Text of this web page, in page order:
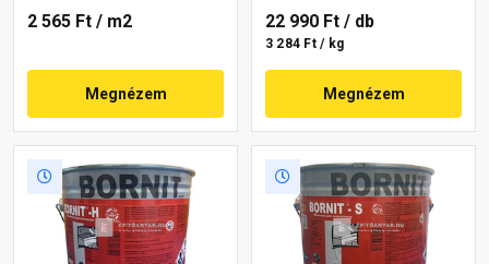
2 565 Ft / m2
Megnézem
22 990 Ft / db
3 284 Ft / kg
Megnézem